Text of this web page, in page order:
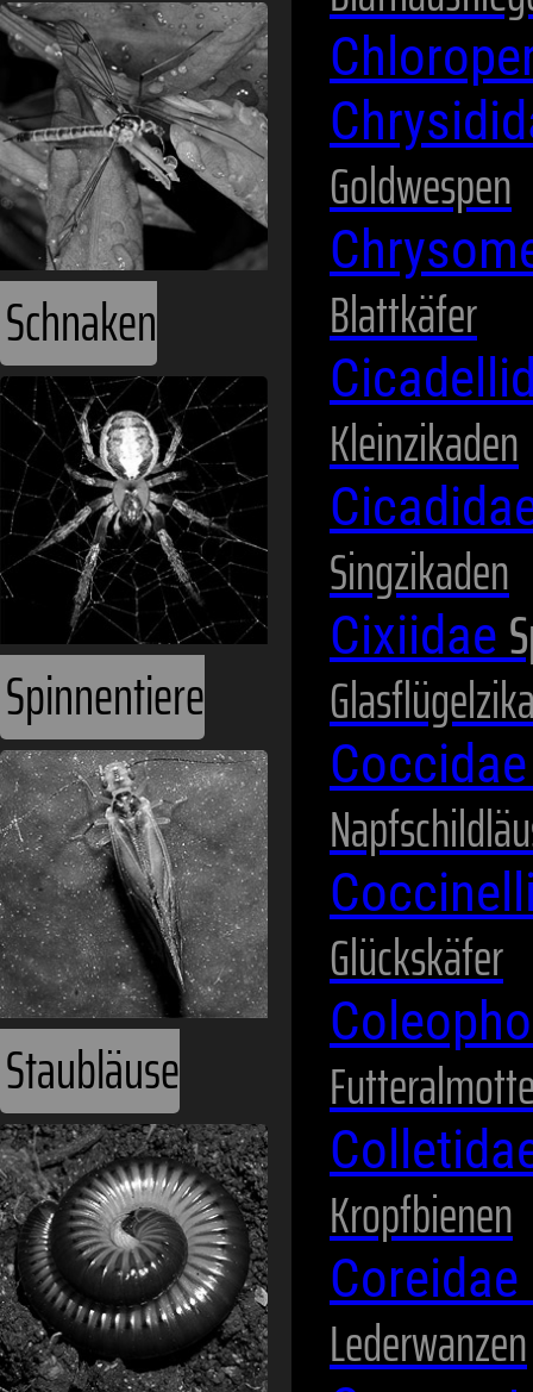
Schnaken
Spinnentiere
Staubläuse
Goldwespen
Blattkäfer
Kleinzikaden
Singzikaden
Cixiidae
Glückskäfer
Kropfbienen
Coreidae
Lederwanzen